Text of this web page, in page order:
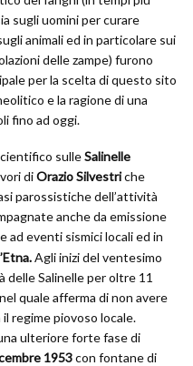
sugli uomini per curare
animali ed in particolare sui
delle zampe) furono
per la scelta di questo sito
e la ragione di una
fino ad oggi.
sulleSalinelle
diOrazio Silvestriche
parossistiche dell’attività
anche da emissione
ad eventi sismici locali ed in
’Etna.Agli inizi del ventesimo
delle Salinelle per oltre 11
quale afferma di non avere
regime piovoso locale.
ulteriore forte fase di
1953con fontane di